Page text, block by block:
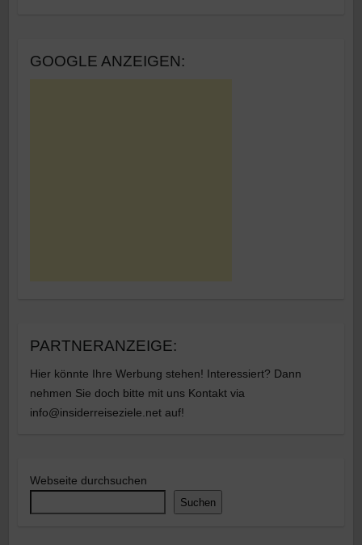
GOOGLE ANZEIGEN:
PARTNERANZEIGE:
Hier könnte Ihre Werbung stehen! Interessiert? Dann
nehmen Sie doch bitte mit uns Kontakt via
info@insiderreiseziele.net auf!
Webseite durchsuchen
Suchen